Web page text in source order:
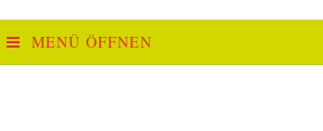
MENÜ ÖFFNEN